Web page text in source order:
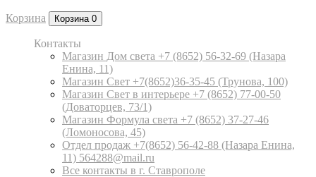
Корзина Корзина 0
Контакты
Магазин Дом света +7 (8652) 56-32-69 (Назара
Енина, 11)
Магазин Свет +7(8652)36-35-45 (Трунова, 100)
Магазин Свет в интерьере +7 (8652) 77-00-50
(Доваторцев, 73/1)
Магазин Формула света +7 (8652) 37-27-46
(Ломоносова, 45)
Отдел продаж +7(8652) 56-42-88 (Назара Енина,
11) 564288@mail.ru
Все контакты в г. Ставрополе